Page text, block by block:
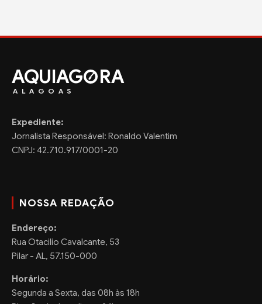
AQUIAG RA
ALAGOAS
Expediente:
Jornalista Responsável: Ronaldo Valentim
CNPJ: 42.710.917/0001-20
NOSSA REDAÇÃO
Endereço:
Rua Otacilio Cavalcante, 53
Pilar - AL, 57.150-000
Horário:
Segunda a Sexta, das 08h às 18h